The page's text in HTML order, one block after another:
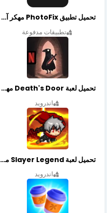
تحميل تطبيق PhotoFix مهكر آخر إصدار
تطبيقات مدفوعة
تحميل لعبة Death's Door مهكرة أخر إصدار
اندرويد
تحميل لعبة Slayer Legend مهكرة أخر إصدار
اندرويد